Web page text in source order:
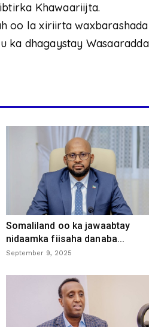
Khawaariijta.
oo la xiriirta
ka dhagaystay
Somaliland oo ka jawaabtay
nidaamka fiisaha danaba...
September 9, 2025